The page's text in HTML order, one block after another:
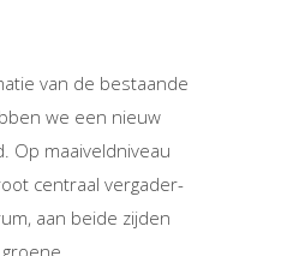
van de bestaande
we een nieuw
Op maaiveldniveau
centraal vergader-
aan beide zijden